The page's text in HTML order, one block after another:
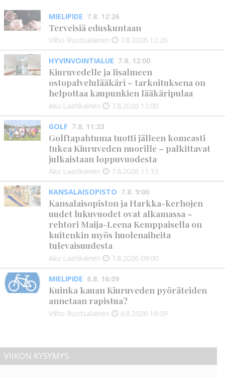
MIELIPIDE 7.8. 12:26
Terveisiä eduskuntaan
Vilho Ruotsalainen 7.8.2026 12:26
HYVINVOINTIALUE 7.8. 12:00
Kiuruvedelle ja Iisalmeen
ostopalvelulääkäri – tarkoituksena on
helpottaa kaupunkien lääkäripulaa
Aku Laatikainen 7.8.2026 12:00
GOLF 7.8. 11:33
Golftapahtuma tuotti jälleen komeasti
tukea Kiuruveden nuorille – palkittavat
julkaistaan loppuvuodesta
Aku Laatikainen 7.8.2026 11:33
KANSALAISOPISTO 7.8. 9:00
Kansalaisopiston ja Harkka-kerhojen
uudet lukuvuodet ovat alkamassa –
rehtori Maija-Leena Kemppaisella on
kuitenkin myös huolenaiheita
tulevaisuudesta
Aku Laatikainen 7.8.2026 09:00
MIELIPIDE 6.8. 16:09
Kuinka kauan Kiuruveden pyöräteiden
annetaan rapistua?
Vilho Ruotsalainen 6.8.2026 16:09
VIIKON KYSYMYS